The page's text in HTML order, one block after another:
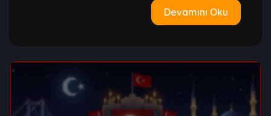
Devamını Oku